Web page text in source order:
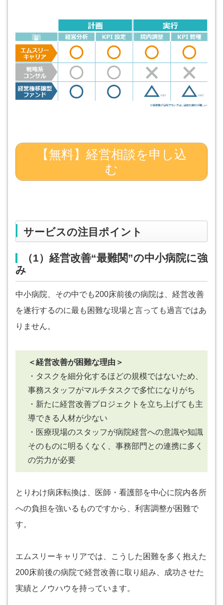
【無料】経営相談を申し込
む
サービスの注目ポイント
（1）経営改善“最難関”の中小病院に強
み
中小病院、その中でも200床前後の病院は、経営改善
を遂行するのに最も困難な現場と言っても過言ではあ
りません。
＜経営改善が困難な理由＞
・タスクを細分化するほどの規模ではないため、
事務スタッフがマルチタスクで多忙になりがち
・新たに経営改善プロジェクトを立ち上げても主
導できる人材が少ない
・医療現場のスタッフが病院経営への意識や知識
そのものに明るくなく、事務部門との連携に多く
の労力が必要
とりわけ病床転換は、医師・看護部を中心に院内各所
への負担を強いるものですから、利害調整が困難で
す。
エムスリーキャリアでは、こうした困難を多く抱えた
200床前後の病院で経営改善に取り組み、成功させた
実績とノウハウを持っています。